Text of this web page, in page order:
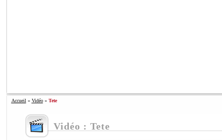
Accueil » Vidéo» Tete
Vidéo : Tete